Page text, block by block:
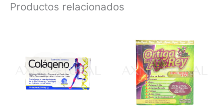
Productos relacionados